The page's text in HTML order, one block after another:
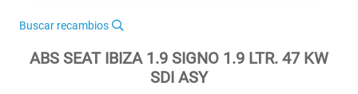
Buscar recambios
ABS SEAT IBIZA 1.9 SIGNO 1.9 LTR. 47 KW
SDI ASY